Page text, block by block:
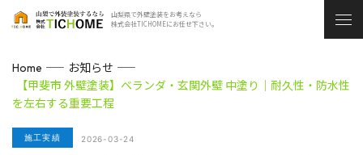
山梨県で外壁塗装をお考えなら
株式会社TICHOMEにお任せ下さい。
Home
お知らせ
【甲斐市 外壁塗装】ベランダ・玄関外壁 中塗り｜耐久性・防水性
を左右する重要工程
施工実績 2026-03-24